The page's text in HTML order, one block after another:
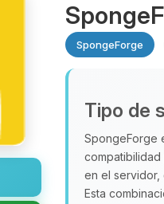
SpongeForge
Tipo de
SpongeForge
compatibilidad
en el servidor,
Esta